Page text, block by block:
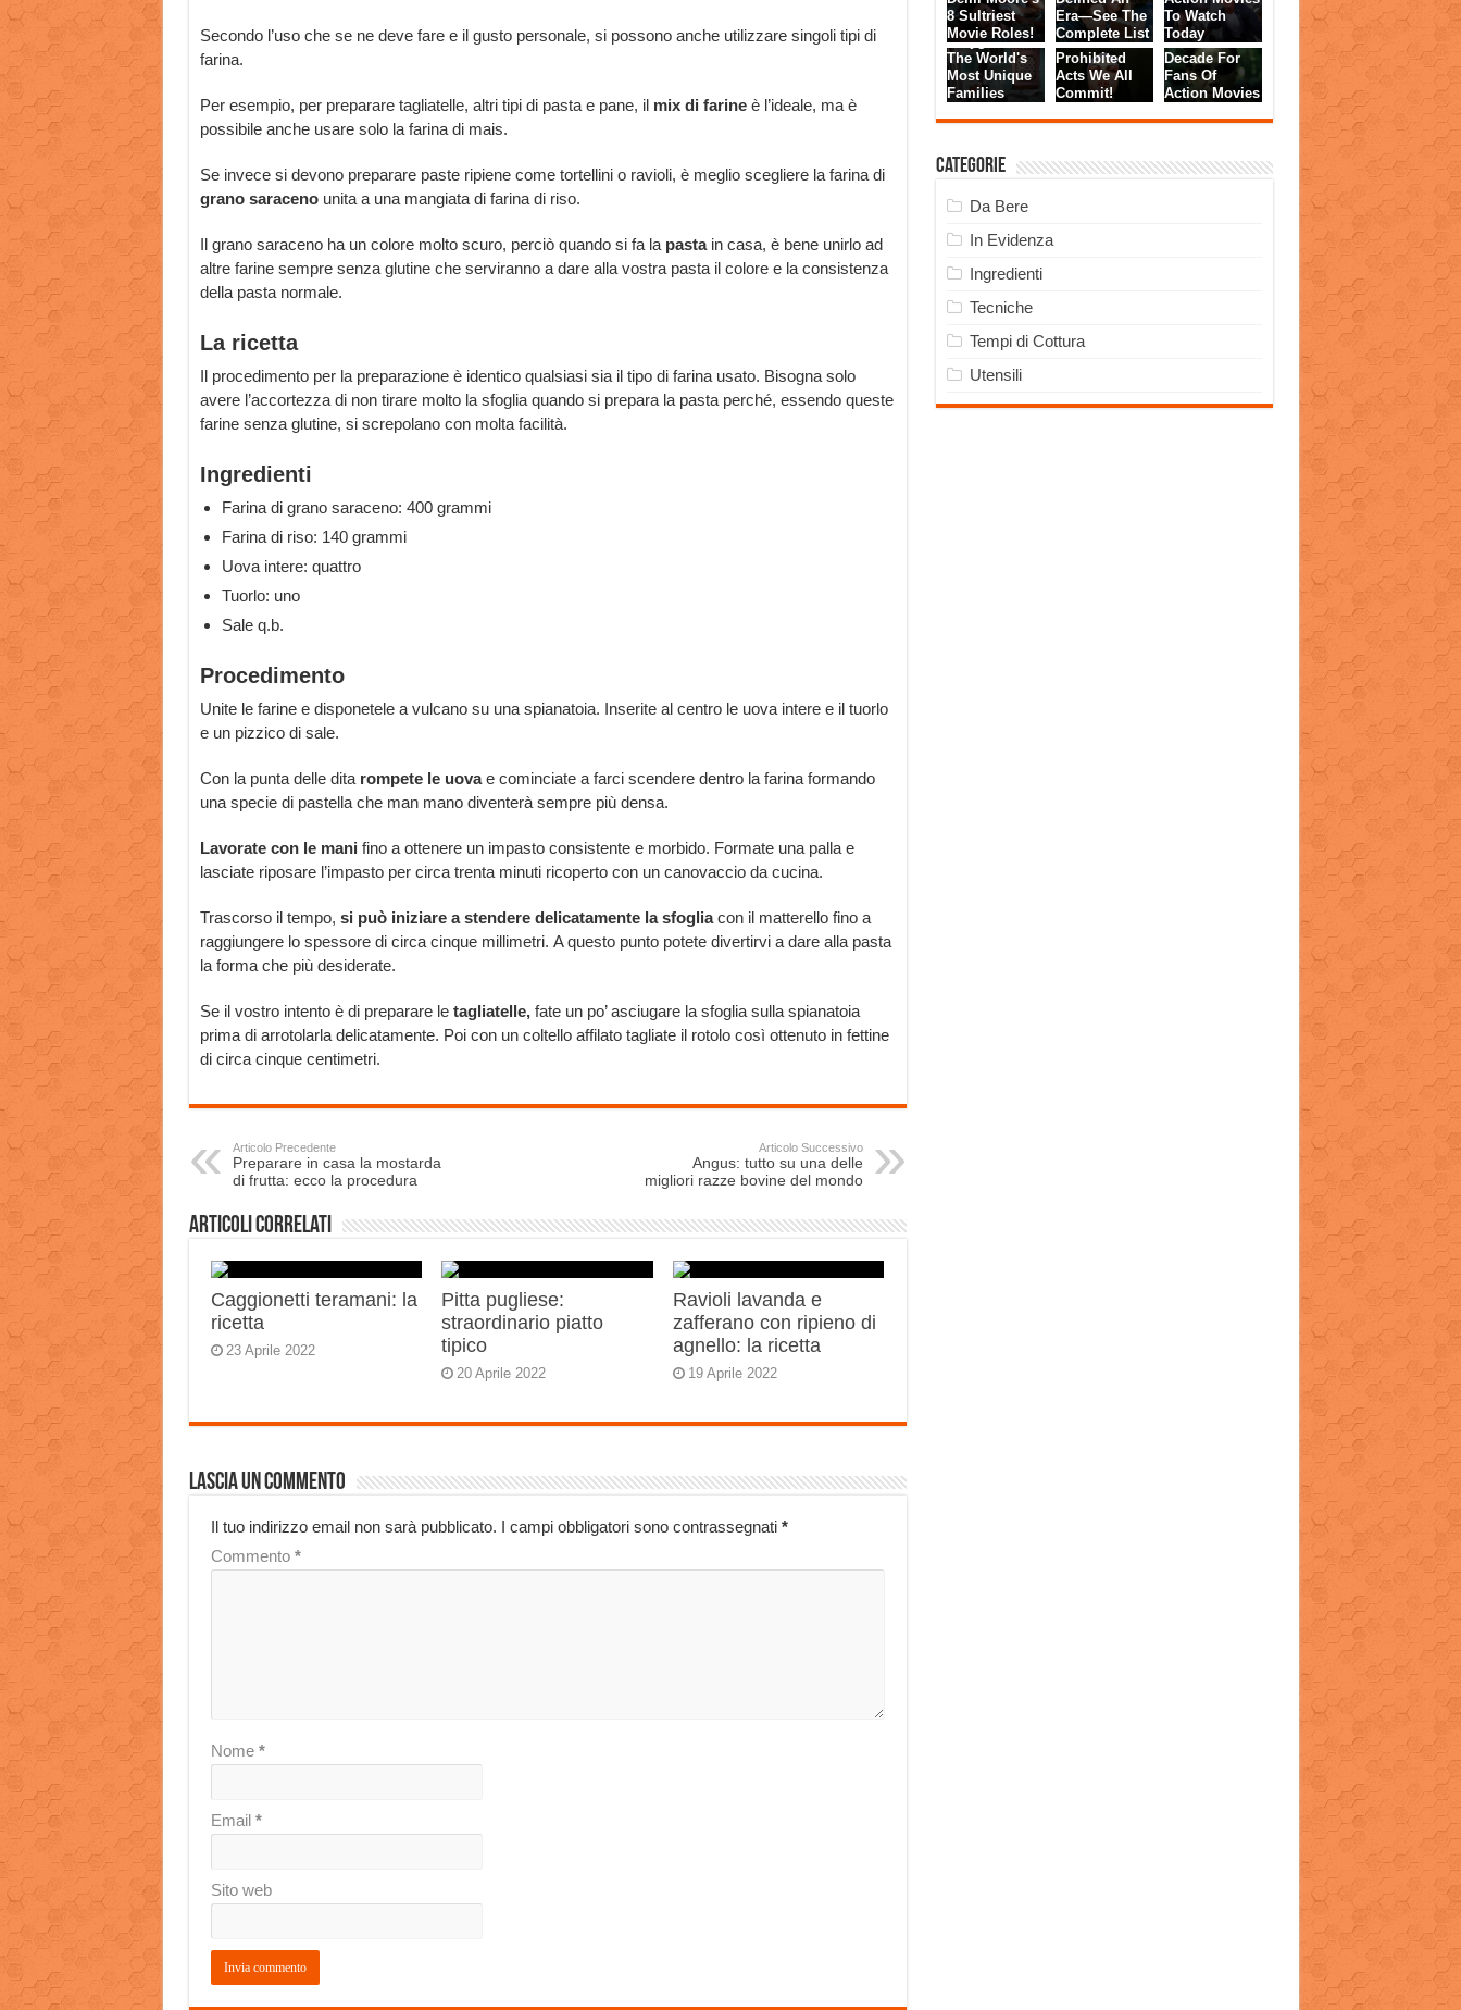
Secondo l’uso che se ne deve fare e il gusto personale, si possono anche utilizzare singoli tipi di
farina.
Per esempio, per preparare tagliatelle, altri tipi di pasta e pane, il mix di farineè l’ideale, ma è
possibile anche usare solo la farina di mais.
Se invece si devono preparare paste ripiene come tortellini o ravioli, è meglio scegliere la farina di
grano saracenounita a una mangiata di farina di riso.
Il grano saraceno ha un colore molto scuro, perciò quando si fa lapastain casa, è bene unirlo ad
altre farine sempre senza glutine che serviranno a dare alla vostra pasta il colore e la consistenza
della pasta normale.
La ricetta
Il procedimento per la preparazione è identico qualsiasi sia il tipo di farina usato. Bisogna solo
avere l’accortezza di non tirare molto la sfoglia quando si prepara la pasta perché, essendo queste
farine senza glutine, si screpolano con molta facilità.
Ingredienti
Farina di grano saraceno: 400 grammi
Farina di riso: 140 grammi
Uova intere: quattro
Tuorlo: uno
Sale q.b.
Procedimento
Unite le farine e disponetele a vulcano su una spianatoia. Inserite al centro le uova intere e il tuorlo
e un pizzico di sale.
Con la punta delle ditarompete le uovae cominciate a farci scendere dentro la farina formando
una specie di pastella che man mano diventerà sempre più densa.
Lavorate con le mani fino a ottenere un impasto consistente e morbido. Formate una palla e
lasciate riposare l’impasto per circa trenta minuti ricoperto con un canovaccio da cucina.
Trascorso il tempo, si può iniziare a stendere delicatamente la sfogliacon il matterello fino a
raggiungere lo spessore di circa cinque millimetri. A questo punto potete divertirvi a dare alla pasta
la forma che più desiderate.
Se il vostro intento è di preparare le tagliatelle,fate un po’ asciugare la sfoglia sulla spianatoia
prima di arrotolarla delicatamente. Poi con un coltello affilato tagliate il rotolo così ottenuto in fettine
di circa cinque centimetri.
Articolo Precedente
Preparare in casa la mostarda
di frutta: ecco la procedura
Articolo Successivo
Angus: tutto su una delle
migliori razze bovine del mondo
Articoli correlati
Caggionetti teramani: la
ricetta
23 Aprile 2022
Pitta pugliese:
straordinario piatto
tipico
20 Aprile 2022
Ravioli lavanda e
zafferano con ripieno di
agnello: la ricetta
19 Aprile 2022
Lascia un commento
Il tuo indirizzo email non sarà pubblicato. I campi obbligatori sono contrassegnati *
Commento *
Nome *
Email *
Sito web
Categorie
Da Bere
In Evidenza
Ingredienti
Tecniche
Tempi di Cottura
Utensili